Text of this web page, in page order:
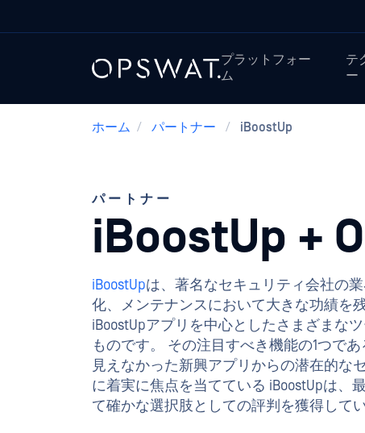
プラットフォー
ム
テ
ー
ホーム / パートナー / iBoostUp
パートナー
iBoostUp +
iBoostUpは、著名なセキュリティ会社の
化、メンテナンスにおいて大きな功績を
iBoostUpアプリを中心としたさまざまな
ものです。 その注目すべき機能の1つで
見えなかった新興アプリからの潜在的な
に着実に焦点を当てている iBoostUpは、
て確かな選択肢としての評判を獲得してい